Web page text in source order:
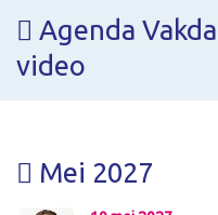
Agenda
video
Mei 2027